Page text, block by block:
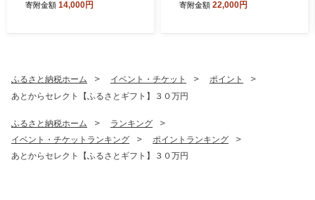
用品 消耗品 大容量 吸収力 破
寄附金額 14,000円
定期便 飲料 豆乳 成分無調整
寄附金額 22,000円
ふるさと納税ホーム イベント・チケット
ポイント
あとからセレクト【ふるさとギフト】３０万円
ふるさと納税ホーム
ランキング
イベント・チケットランキング
ポイントランキング
あとからセレクト【ふるさとギフト】３０万円